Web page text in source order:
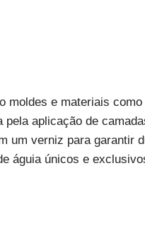
moldes e materiais
aplicação de
um verniz para garantir
águia únicos e